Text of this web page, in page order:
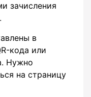
зачисления
в
кода или
Нужно
на страницу